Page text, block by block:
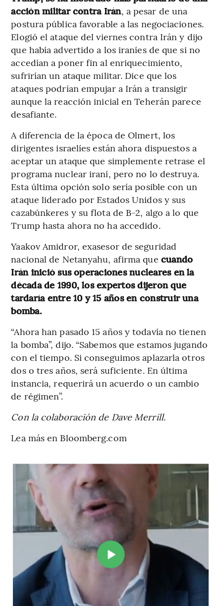
acción militar contra Irán, a pesar de una
postura pública favorable a las negociaciones.
Elogió el ataque del viernes contra Irán y dijo
que había advertido a los iraníes de que si no
accedían a poner fin al enriquecimiento,
sufrirían un ataque militar. Dice que los
ataques podrían empujar a Irán a transigir
aunque la reacción inicial en Teherán parece
desafiante.
A diferencia de la época de Olmert, los
dirigentes israelíes están ahora dispuestos a
aceptar un ataque que simplemente retrase el
programa nuclear iraní, pero no lo destruya.
Esta última opción solo sería posible con un
ataque liderado por Estados Unidos y sus
cazabúnkeres y su flota de B-2, algo a lo que
Trump hasta ahora no ha accedido.
Yaakov Amidror, exasesor de seguridad
nacional de Netanyahu, afirma que cuando
Irán inició sus operaciones nucleares en la
década de 1990, los expertos dijeron que
tardaría entre 10 y 15 años en construir una
bomba.
“Ahora han pasado 15 años y todavía no tienen
la bomba”, dijo. “Sabemos que estamos jugando
con el tiempo. Si conseguimos aplazarla otros
dos o tres años, será suficiente. En última
instancia, requerirá un acuerdo o un cambio
de régimen”.
Con la colaboración de Dave Merrill.
Lea más en Bloomberg.com